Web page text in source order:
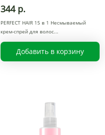
344 р.
PERFECT HAIR 15 в 1 Несмываемый
крем-спрей для волос
Добавить в корзину